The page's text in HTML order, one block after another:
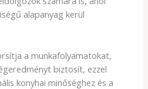
alapanyag kerül
a munkafolyamatokat,
biztosít, ezzel
konyhai minőséghez és a